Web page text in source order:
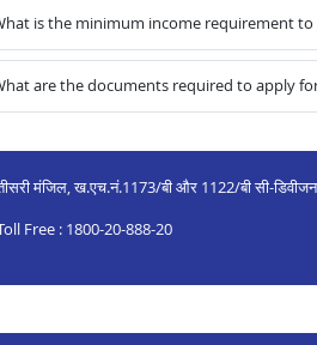
is the minimum income requirement
are the documents required to apply
मंजिल, ख.एच.नं.1173/बी और 1122/बी सी-
Free : 1800-20-888-20